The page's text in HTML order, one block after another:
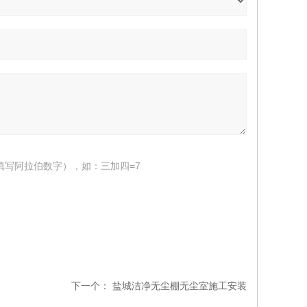
写阿拉伯数字），如：三加四=7
下一个： 盐城洁净无尘棚无尘室施工安装